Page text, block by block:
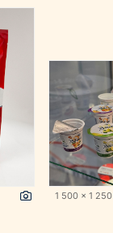
1 500 x 1 250